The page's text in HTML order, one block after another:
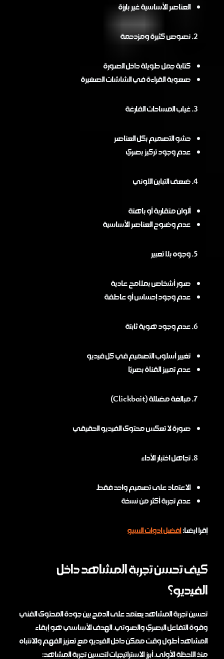
العناصر الأساسية غير بارزة
نصوص كثيرة ومزدحمة
كتابة جمل طويلة داخل الصورة
صعوبة القراءة في الشاشات الصغيرة
غياب المساحات الفارغة
حشو التصميم بكل العناصر
عدم وجود تركيز بصري
ضعف التباين اللوني
ألوان متقاربة أو باهتة
عدم وضوح العناصر الأساسية
وجوه بلا تعبير
صور أشخاص بملامح عادية
عدم وجود إحساس أو عاطفة
عدم وجود هوية ثابتة
تغيير أسلوب التصميم في كل فيديو
عدم تمييز القناة بصريًا
مبالغة مضللة (Clickbait)
صورة لا تعكس محتوى الفيديو الحقيقي
تجاهل اختبار الأداء
الاعتماد على تصميم واحد فقط
عدم تجربة أكثر من نسخة
إقرا ايضا:افضل ادوات السيو
كيف تحسن تجربة المشاهد داخل
الفيديو؟
تحسين تجربة المشاهد يعتمد على الدمج بين جودة المحتوى الفني
وقوة التفاعل البصري والصوتي. الهدف الأساسي هو إبقاء
المشاهد أطول وقت ممكن داخل الفيديو مع تعزيز الفهم والانتباه
منذ اللحظة الأولى. أبرز الاستراتيجيات لتحسين تجربة المشاهد: